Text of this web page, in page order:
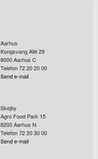
Aarhus
Kongsvang Allé 29
8000Aarhus C
Telefon 72 20 20 00
Send e-mail
Skejby
Agro Food Park 15
8200Aarhus N
Telefon 72 20 30 00
Send e-mail